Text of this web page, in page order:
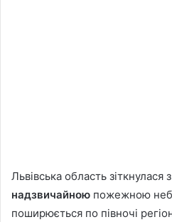
Львівська область зіткнулася з
надзвичайною пожежною
поширюється по півночі